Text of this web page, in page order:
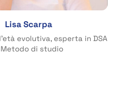
Lisa Scarpa
evolutiva, esperta in DSA
di studio